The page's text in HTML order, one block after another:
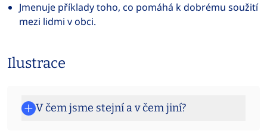
Jmenuje příklady toho, co pomáhá k dobrému soužití
mezi lidmi v obci.
Ilustrace
V čem jsme stejní a v čem jiní?